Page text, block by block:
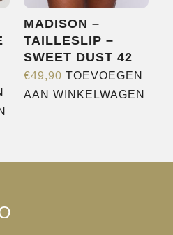
worden
op
de
productpagina
MADISON –
TAILLESLIP –
SWEET DUST 42
€49,90 TOEVOEGEN
AAN WINKELWAGEN